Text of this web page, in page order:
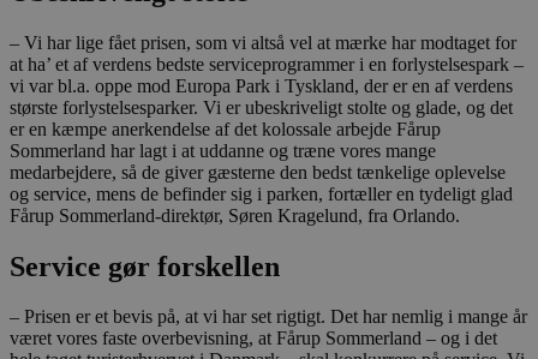
– Vi har lige fået prisen, som vi altså vel at mærke har modtaget for
at ha’ et af verdens bedste serviceprogrammer i en forlystelsespark –
vi var bl.a. oppe mod Europa Park i Tyskland, der er en af verdens
største forlystelsesparker. Vi er ubeskriveligt stolte og glade, og det
er en kæmpe anerkendelse af det kolossale arbejde Fårup
Sommerland har lagt i at uddanne og træne vores mange
medarbejdere, så de giver gæsterne den bedst tænkelige oplevelse
og service, mens de befinder sig i parken, fortæller en tydeligt glad
Fårup Sommerland-direktør, Søren Kragelund, fra Orlando.
Service gør forskellen
– Prisen er et bevis på, at vi har set rigtigt. Det har nemlig i mange år
været vores faste overbevisning, at Fårup Sommerland – og i det